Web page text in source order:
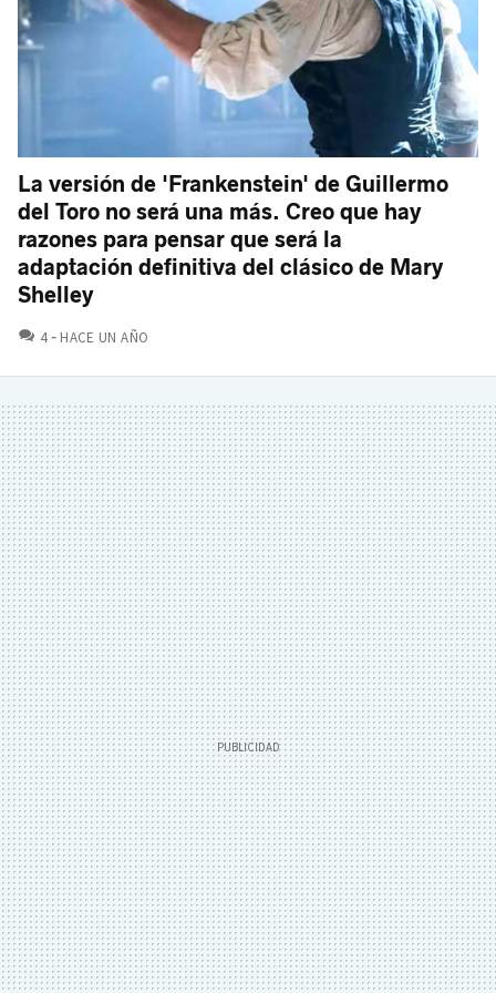
La versión de 'Frankenstein' de Guillermo
del Toro no será una más. Creo que hay
razones para pensar que será la
adaptación definitiva del clásico de Mary
Shelley
4 COMENTARIOS
HACE UN AÑO